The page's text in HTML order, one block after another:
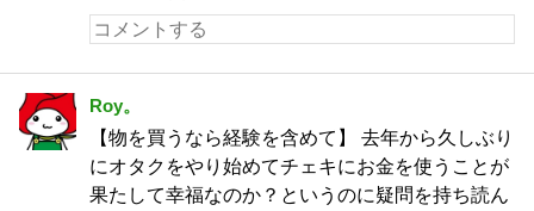
Roy。
【物を買うなら経験を含めて】 去年から久しぶり
にオタクをやり始めてチェキにお金を使うことが
果たして幸福なのか？というのに疑問を持ち読ん